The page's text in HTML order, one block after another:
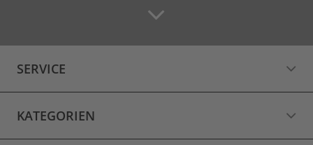
SERVICE
KATEGORIEN